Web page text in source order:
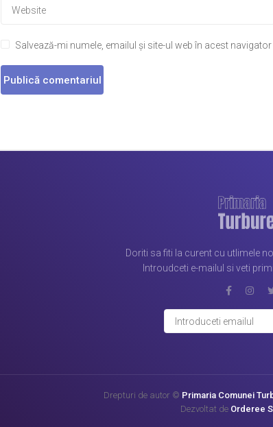
Salvează-mi numele, emailul și site-ul web în acest
Doriti sa fiti la curent cu utlimele
Introudceti e-mailul si veti
Drepturi de autor © Primaria Comunei
Dezvoltat de Orderee